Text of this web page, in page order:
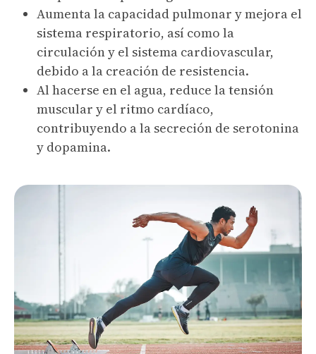
Aumenta la capacidad pulmonar y mejora el
sistema respiratorio, así como la
circulación y el sistema cardiovascular,
debido a la creación de resistencia.
Al hacerse en el agua, reduce la tensión
muscular y el ritmo cardíaco,
contribuyendo a la secreción de serotonina
y dopamina.